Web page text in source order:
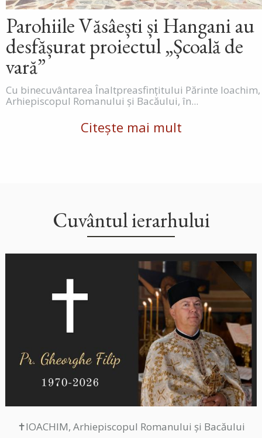
Parohiile Văsâești și Hangani au
desfășurat proiectul „Școală de
vară”
Cu binecuvântarea Înaltpreasfințitului Părinte Ioachim,
Arhiepiscopul Romanului și Bacăului, în...
Citește mai mult
Cuvântul ierarhului
✝IOACHIM, Arhiepiscopul Romanului și Bacăului